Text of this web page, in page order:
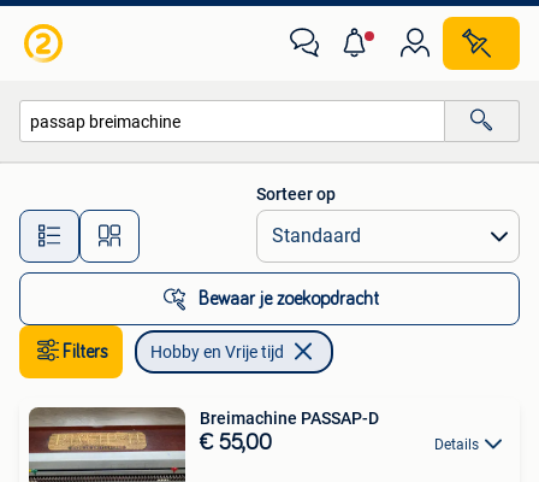
Alle afstanden…
Sorteer op
Bewaar je zoekopdracht
Filters Hobby en Vrije tijd
Breimachine PASSAP-D
€ 55,00 Details